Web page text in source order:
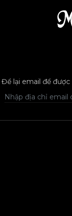
Để lại email để